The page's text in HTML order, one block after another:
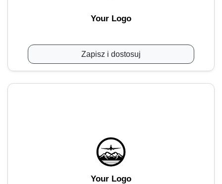
Your Logo
Zapisz i dostosuj
Your Logo